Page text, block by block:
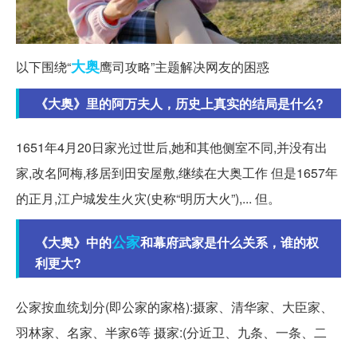
以下围绕“大奥鹰司攻略”主题解决网友的困惑
《大奥》里的阿万夫人，历史上真实的结局是什么?
1651年4月20日家光过世后,她和其他侧室不同,并没有出
家,改名阿梅,移居到田安屋敷,继续在大奥工作 但是1657年
的正月,江户城发生火灾(史称“明历大火”),... 但。
《大奥》中的公家和幕府武家是什么关系，谁的权
利更大?
公家按血统划分(即公家的家格):摄家、清华家、大臣家、
羽林家、名家、半家6等 摄家:(分近卫、九条、一条、二